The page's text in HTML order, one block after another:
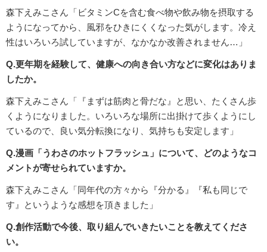
森下えみこさん「ビタミンCを含む食べ物や飲み物を摂取する
ようになってから、風邪をひきにくくなった気がします。冷え
性はいろいろ試していますが、なかなか改善されません…」
Q.更年期を経験して、健康への向き合い方などに変化はありま
したか。
森下えみこさん「『まずは筋肉と骨だな』と思い、たくさん歩
くようになりました。いろいろな場所に出掛けて歩くようにし
ているので、良い気分転換になり、気持ちも安定します」
Q.漫画「うわさのホットフラッシュ」について、どのようなコ
メントが寄せられていますか。
森下えみこさん「同年代の方々から『分かる』『私も同じで
す』というような感想を頂きました」
Q.創作活動で今後、取り組んでいきたいことを教えてくださ
い。